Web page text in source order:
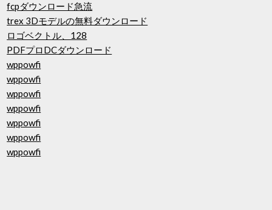
fcpダウンロード急流
trex 3Dモデルの無料ダウンロード
ロゴベクトル、128
PDFプロDCダウンロード
wppowfi
wppowfi
wppowfi
wppowfi
wppowfi
wppowfi
wppowfi